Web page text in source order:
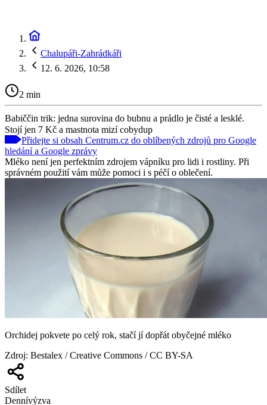
Chalupáři-Zahrádkáři
12. 6. 2026, 10:58
2 min
Babiččin trik: jedna surovina do bubnu a prádlo je čisté a lesklé.
Stojí jen 7 Kč a mastnota mizí cobydup
Přidejte si obsah Centrum.cz do oblíbených zdrojů pro Google
hledání a Google zprávy
Mléko není jen perfektním zdrojem vápníku pro lidi i rostliny. Při
správném použití vám může pomoci i s péčí o oblečení.
Orchidej pokvete po celý rok, stačí jí dopřát obyčejné mléko
Zdroj: Bestalex / Creative Commons / CC BY-SA
Sdílet
Dennívýzva